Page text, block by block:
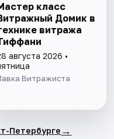
класс
Домик в
витража
августа 2026 •
Витражиста
Петербурге →